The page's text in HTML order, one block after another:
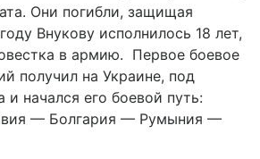
Они погибли, защищая
Внукову исполнилось 18 лет,
в армию. Первое боевое
получил на Украине, под
начался его боевой путь:
— Болгария — Румыния —